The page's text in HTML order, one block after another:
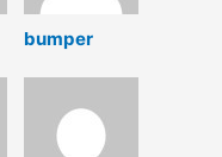
bumper